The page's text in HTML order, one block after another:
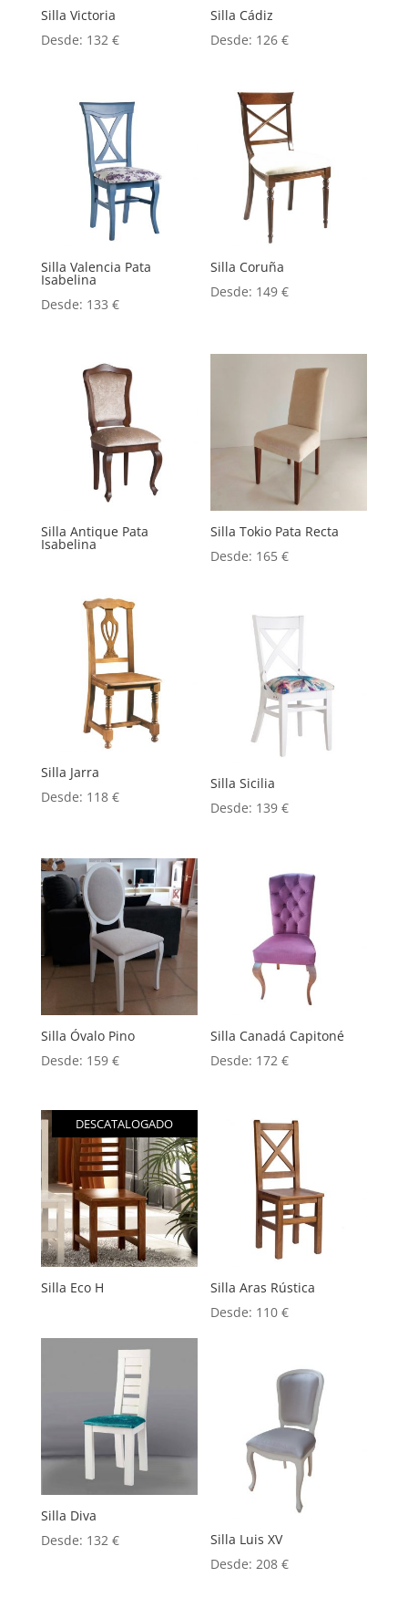
Silla Victoria
Desde: 132 €
Silla Cádiz
Desde: 126€
Silla Valencia Pata
Isabelina
Desde: 133 €
Silla Coruña
Desde: 149€
Silla Antique Pata
Isabelina
Silla Tokio Pata Recta
Desde: 165€
Silla Jarra
Desde: 118 €
Silla Sicilia
Desde: 139€
Silla Óvalo Pino
Desde: 159 €
Silla Canadá Capitoné
Desde: 172€
DESCATALOGADO
Silla Eco H
Silla Aras Rústica
Desde: 110€
Silla Diva
Desde: 132 €
Silla Luis XV
Desde:208€